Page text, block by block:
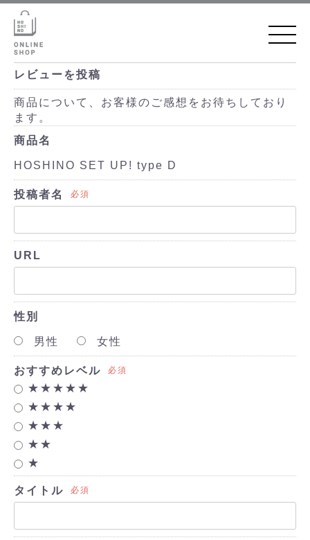
レビューを投稿
商品について、お客様のご感想をお待ちしており
ます。
商品名
HOSHINO SET UP! type D
投稿者名 必須
URL
性別
男性 女性
おすすめレベル 必須
★★★★★
★★★★
★★★
★★
★
タイトル 必須